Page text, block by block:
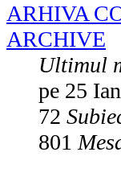
ARHIVA
ARCHIVE
Ultimul
pe 25
72
801